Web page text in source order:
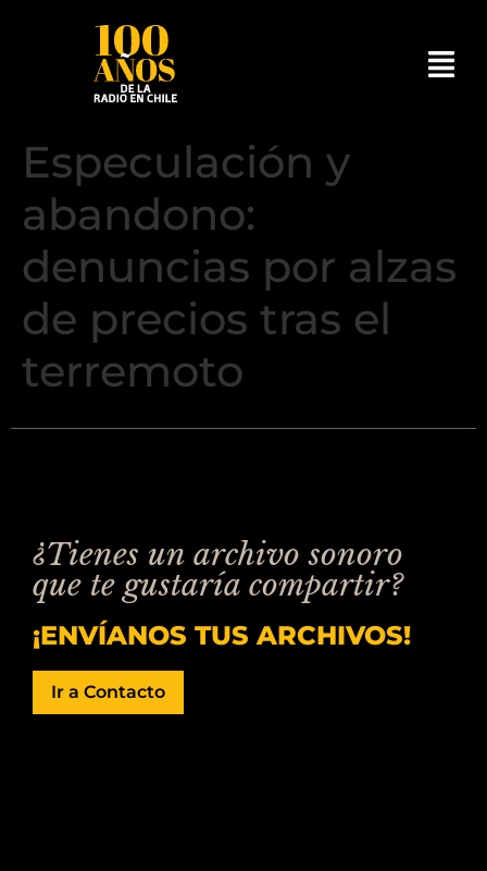
Especulación y
abandono:
denuncias por alzas
de precios tras el
terremoto
¿Tienes un archivo sonoro
que te gustaría compartir?
¡ENVÍANOS TUS ARCHIVOS!
Ir a Contacto